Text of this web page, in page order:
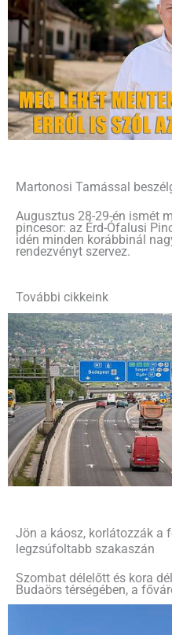
Martonosi Tamással
Augusztus 28-29-én ismét
pincesor: az Érd-Ófalusi
idén minden korábbinál
rendezvényt szervez.
További cikkeink
Jön a káosz, korlátozzák a
legzsúfoltabb szakaszán
Szombat délelőtt és kora
Budaörs térségében, a